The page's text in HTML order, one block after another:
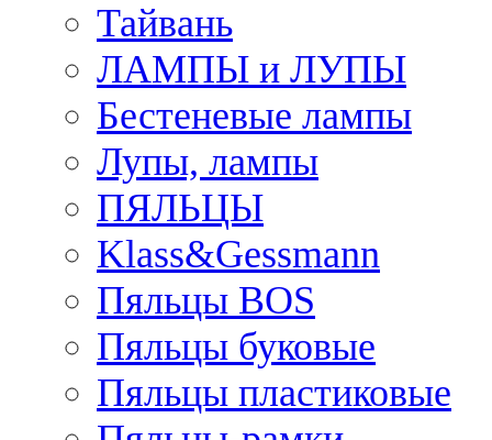
Тайвань
ЛАМПЫ и ЛУПЫ
Бестеневые лампы
Лупы, лампы
ПЯЛЬЦЫ
Klass&Gessmann
Пяльцы BOS
Пяльцы буковые
Пяльцы пластиковые